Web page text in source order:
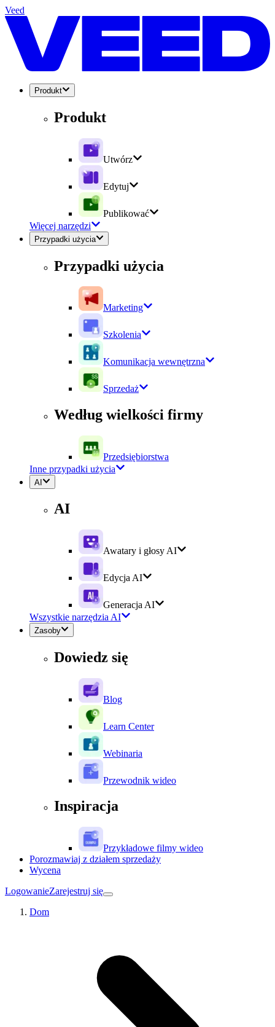
Veed
Produkt
Produkt
Utwórz
Edytuj
Publikować
Więcej narzędzi
Przypadki użycia
Przypadki użycia
Marketing
Szkolenia
Komunikacja wewnętrzna
Sprzedaż
Według wielkości firmy
Przedsiębiorstwa
Inne przypadki użycia
AI
AI
Awatary i głosy AI
Edycja AI
Generacja AI
Wszystkie narzędzia AI
Zasoby
Dowiedz się
Blog
Learn Center
Webinaria
Przewodnik wideo
Inspiracja
Przykładowe filmy wideo
Porozmawiaj z działem sprzedaży
Wycena
LogowanieZarejestruj się
Dom